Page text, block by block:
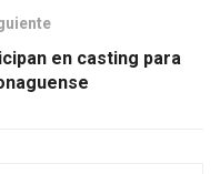
en casting para